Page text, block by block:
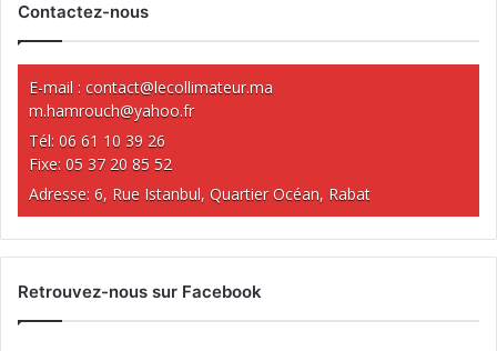
Contactez-nous
E-mail : contact@lecollimateur.ma
m.hamrouch@yahoo.fr
Tél: 06 61 10 39 26
Fixe: 05 37 20 85 52
Adresse: 6, Rue Istanbul, Quartier Océan, Rabat
Retrouvez-nous sur Facebook